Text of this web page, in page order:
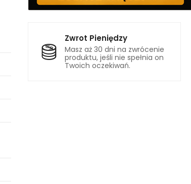
Zwrot Pieniędzy
Masz aż 30 dni na zwrócenie
produktu, jeśli nie spełnia on
Twoich oczekiwań.